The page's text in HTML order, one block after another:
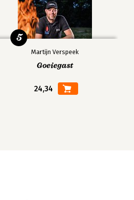
Martijn Verspeek
Goeiegast
24,34
5